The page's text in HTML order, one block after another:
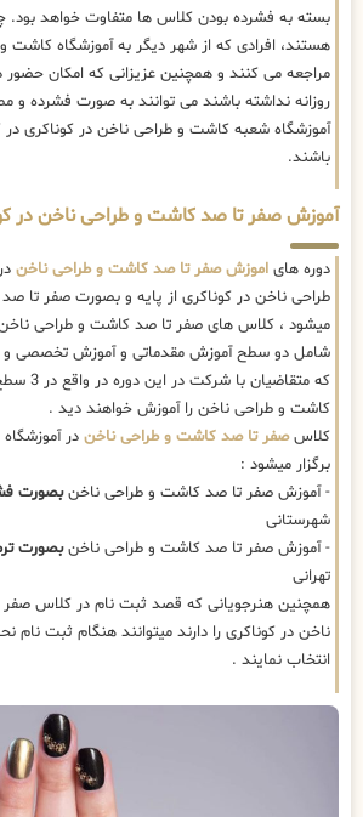
بسته به فشرده بودن کلاس ها متفاوت خواهد بود.
هستند، افرادی که از شهر دیگر به آموزشگاه کاشت
مراجعه می کنند و همچنین عزیزانی که امکان
روزانه نداشته باشند می توانند به صورت فشرده و
آموزشگاه شعبه کاشت و طراحی ناخن در کوناکری
باشند.
آموزش صفر تا صد کاشت و طراحی ناخن در
دوره های اموزش صفر تا صد کاشت و طراحی ناخن
طراحی ناخن در کوناکری از پایه و بصورت صفر تا
میشود ، کلاس های صفر تا صد کاشت و طراحی ناخن
شامل دو سطح آموزش مقدماتی و آموزش تخصصی و
که
کاشت و طراحی ناخن را آموزش خواهند دید .
کلاسصفر تا صد کاشت و طراحی ناخن در
برگزار میشود :
- آموزش صفر تا صد کاشت و طراحی ناخنبصورت
شهرستانی
- آموزش صفر تا صد کاشت و طراحی ناخنبصورت
تهرانی
همچنین هنرجویانی که قصد ثبت نام در کلاس
ناخن در کوناکری را دارند میتوانند هنگام ثبت نام
انتخاب نمایند .